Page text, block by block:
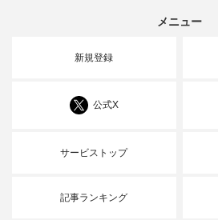
メニュー
新規登録
公式X
サービストップ
記事ランキング